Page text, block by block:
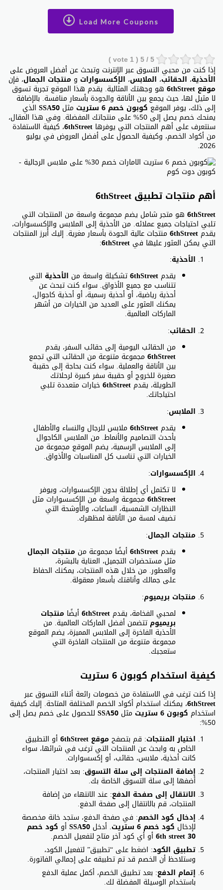
Load More Coupons
5
/ 5 (
1
إذا كنت من محبي التسوق عبر الإنترنت وتبحث عن أفضل العروض على
الأحذية، الحقائب، الملابس، الإكسسوارات و منتجات الجمال، فإن
موقع 6thStreet هو وجهتك المثالية. يقدم هذا الموقع تجربة تسوق
لا مثيل لها، حيث يجمع بين الأناقة والجودة بأسعار منافسة. بالإضافة
إلى ذلك، يوفر الموقع كوبون خصم 6 ستريت مثل SSA50 الذي
يمنحك خصم يصل إلى 50% على منتجاتك المفضلة. وفي هذا المقال،
سنتعرف على أهم المنتجات التي يوفرها 6thStreet، كيفية الاستفادة
من أكواد الخصم، وكيفية الحصول على أفضل العروض في يوليو
2026.
أهم منتجات تطبيق 6thStreet
6thStreet هو متجر شامل يضم مجموعة واسعة من المنتجات التي
تلبي احتياجات جميع عملائه. من الأحذية إلى الملابس والإكسسوارات،
يقدم6thStreetمنتجات عالية الجودة بأسعار مغرية. إليك أبرز المنتجات
التي يمكن العثور عليها في 6thStreet
:
الأحذية:
يقدم6thStreetتشكيلة واسعة من الأحذية التي
تتناسب مع جميع الأذواق. سواء كنت تبحث عن
أحذية رياضية، أو أحذية رسمية، أو أحذية كاجوال،
يمكنك العثور على العديد من الخيارات من أشهر
الماركات العالمية.
الحقائب:
من الحقائب اليومية إلى حقائب السفر، يقدم
6thStreetمجموعة متنوعة من الحقائب التي تجمع
بين الأناقة والعملية. سواء كنت بحاجة إلى حقيبة
صغيرة للخروج أو حقيبة سفر كبيرة لرحلاتك
الطويلة، يقدم6thStreetخيارات متعددة تلبي
احتياجاتك.
الملابس:
يقدم6thStreetملابس للرجال والنساء والأطفال
بأحدث التصاميم والأنماط. من الملابس الكاجوال
إلى الملابس الرسمية، يضم الموقع مجموعة من
الخيارات التي تناسب كل المناسبات والأذواق.
الإكسسوارات:
لا تكتمل أي إطلالة بدون الإكسسوارات، ويوفر
6thStreetمجموعة واسعة من الإكسسوارات مثل
النظارات الشمسية، الساعات، والأوشحة التي
تضيف لمسة من الأناقة لمظهرك.
منتجات الجمال:
يقدم6thStreetأيضًا مجموعة من منتجات الجمال
مثل مستحضرات التجميل، العناية بالبشرة،
والعطور. من خلال هذه المنتجات، يمكنك الحفاظ
على جمالك وأناقتك بأسعار معقولة.
منتجات بريميوم:
لمحبي الفخامة، يقدم6thStreetأيضًا منتجات
بريميومتتضمن أفضل الماركات العالمية. من
الأحذية الفاخرة إلى الملابس المميزة، يضم الموقع
مجموعة متنوعة من المنتجات الفاخرة التي
ستعجبك.
كيفية استخدام كوبون 6 ستريت
إذا كنت ترغب في الاستفادة من خصومات رائعة أثناء التسوق عبر
6thStreet، يمكنك استخدام أكواد الخصم المختلفة المتاحة. إليك كيفية
استخدام كوبون 6 ستريت مثل SSA50 للحصول على خصم يصل إلى
50%:
اختيار المنتجات: قم بتصفح موقع 6thStreet أو التطبيق
الخاص به وابحث عن المنتجات التي ترغب في شرائها، سواء
كانت أحذية، ملابس، حقائب، أو إكسسوارات.
إضافة المنتجات إلى سلة التسوق: بعد اختيار المنتجات،
أضفها إلى سلة التسوق الخاصة بك.
الانتقال إلى صفحة الدفع: عند الانتهاء من إضافة
المنتجات، قم بالانتقال إلى صفحة الدفع.
إدخال كود الخصم: في صفحة الدفع، ستجد خانة مخصصة
لإدخال كود خصم 6 ستريت . أدخل SSA50أو كود خصم
6th street 30أو أي كود آخر متاح لتفعيل الخصم.
تطبيق الكود: اضغط على “تطبيق” لتفعيل الكود،
وستلاحظ أن الخصم قد تم تطبيقه على إجمالي الفاتورة.
إتمام الدفع: بعد تطبيق الخصم، أكمل عملية الدفع
باستخدام الوسيلة المفضلة لك.